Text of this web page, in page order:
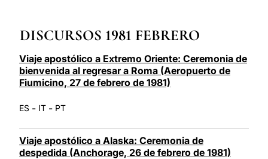
LATINE
DISCURSOS 1981 FEBRERO
Viaje apostólico a Extremo Oriente: Ceremonia de
bienvenida al regresar a Roma (Aeropuerto de
Fiumicino, 27 de febrero de 1981)
ES - IT - PT
Viaje apostólico a Alaska: Ceremonia de
despedida (Anchorage, 26 de febrero de 1981)